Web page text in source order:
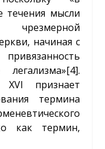
течения мысли
чрезмерной
начиная с
[4].
XVI признает
термина
как термин,